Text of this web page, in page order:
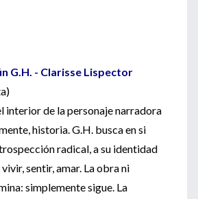
G.H. - Clarisse Lispector
interior de la personaje narradora
historia. G.H. busca en si
radical, a su identidad
sentir, amar. La obra ni
simplemente sigue. La